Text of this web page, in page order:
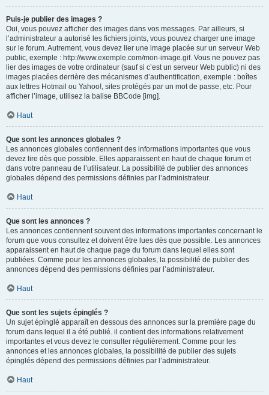
Puis-je publier des images ?
Oui, vous pouvez afficher des images dans vos messages. Par ailleurs, si
l’administrateur a autorisé les fichiers joints, vous pouvez charger une image
sur le forum. Autrement, vous devez lier une image placée sur un serveur Web
public, exemple : http://www.exemple.com/mon-image.gif. Vous ne pouvez pas
lier des images de votre ordinateur (sauf si c’est un serveur Web public) ni des
images placées derrière des mécanismes d’authentification, exemple : boîtes
aux lettres Hotmail ou Yahoo!, sites protégés par un mot de passe, etc. Pour
afficher l’image, utilisez la balise BBCode [img].
Haut
Que sont les annonces globales ?
Les annonces globales contiennent des informations importantes que vous
devez lire dès que possible. Elles apparaissent en haut de chaque forum et
dans votre panneau de l’utilisateur. La possibilité de publier des annonces
globales dépend des permissions définies par l’administrateur.
Haut
Que sont les annonces ?
Les annonces contiennent souvent des informations importantes concernant le
forum que vous consultez et doivent être lues dès que possible. Les annonces
apparaissent en haut de chaque page du forum dans lequel elles sont
publiées. Comme pour les annonces globales, la possibilité de publier des
annonces dépend des permissions définies par l’administrateur.
Haut
Que sont les sujets épinglés ?
Un sujet épinglé apparaît en dessous des annonces sur la première page du
forum dans lequel il a été publié. il contient des informations relativement
importantes et vous devez le consulter régulièrement. Comme pour les
annonces et les annonces globales, la possibilité de publier des sujets
épinglés dépend des permissions définies par l’administrateur.
Haut